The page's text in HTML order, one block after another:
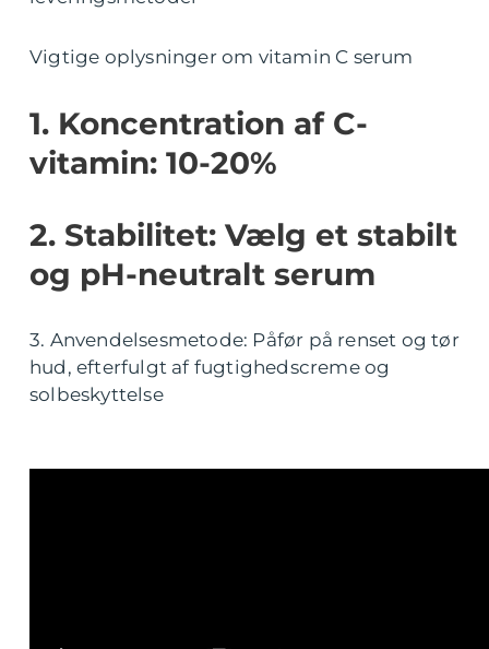
Vigtige oplysninger om vitamin C serum
1. Koncentration af C-
vitamin: 10-20%
2. Stabilitet: Vælg et stabilt
og pH-neutralt serum
3. Anvendelsesmetode: Påfør på renset og tør
hud, efterfulgt af fugtighedscreme og
solbeskyttelse